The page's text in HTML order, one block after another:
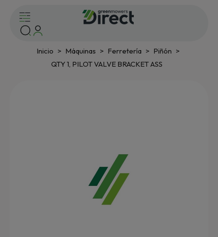
Inicio Máquinas Ferretería
Piñón
QTY 1, PILOT VALVE BRACKET ASS